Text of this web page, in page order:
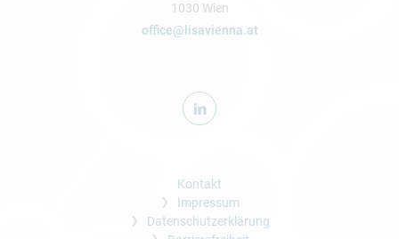
1030 Wien
office@lisavienna.at
Kontakt
Impressum
Datenschutzerklärung